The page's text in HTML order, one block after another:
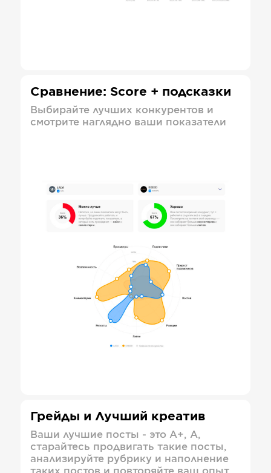
Сравнение: Score + подсказки
Выбирайте лучших конкурентов и
смотрите наглядно ваши показатели
Грейды и Лучший креатив
Ваши лучшие посты - это А+, А,
старайтесь продвигать такие посты,
анализируйте рубрику и наполнение